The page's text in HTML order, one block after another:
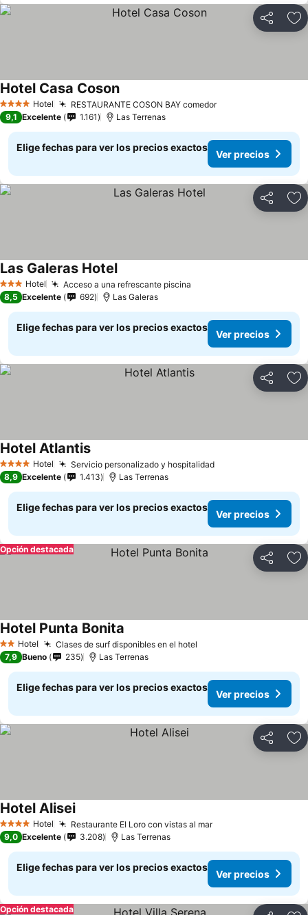
Compartir
4 EstrellasHotel RESTAURANTE COSON BAY comedorVer precios
Hotel Casa CosonVer precios
9,1 Excelente 1.161 Las Terrenas
Elige fechas para ver los precios exactos
Ver precios
Compartir
3 Estrellas
Hotel Acceso a una refrescante piscina
Las Galeras HotelVer precios
8,5 Excelente 692 Las Galeras
Elige fechas para ver los precios exactos
Ver precios
Compartir
4 EstrellasHotel Servicio personalizado y hospitalidadVer precios
Hotel AtlantisVer precios
8,9 Excelente 1.413 Las Terrenas
Elige fechas para ver los precios exactos
Ver precios
Compartir
Opción destacada
2 Estrellas
Hotel Clases de surf disponibles en el hotel
Hotel Punta Bonita
7,9 Bueno 235 Las Terrenas
Elige fechas para ver los precios exactos
Ver precios
Compartir
4 EstrellasHotel Restaurante El Loro con vistas al marVer precios
Hotel AliseiVer precios
9,0 Excelente 3.208 Las Terrenas
Elige fechas para ver los precios exactos
Ver precios
Opción destacada